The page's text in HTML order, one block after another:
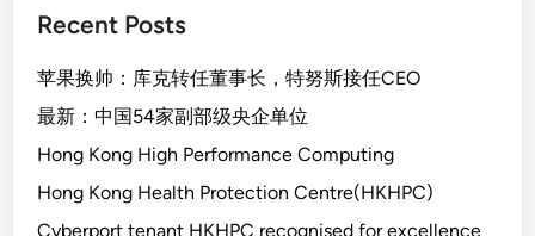
Recent Posts
苹果换帅：库克转任董事长，特努斯接任CEO
最新：中国54家副部级央企单位
Hong Kong High Performance Computing
Hong Kong Health Protection Centre(HKHPC)
Cyberport tenant HKHPC recognised for excellence